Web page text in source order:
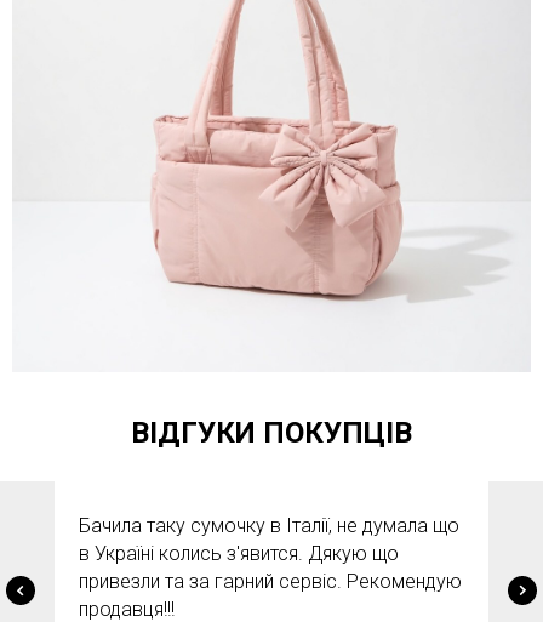
ВІДГУКИ ПОКУПЦІВ
Бачила таку сумочку в Італії, не думала що
в Україні колись з'явится. Дякую що
привезли та за гарний сервіс. Рекомендую
продавця!!!